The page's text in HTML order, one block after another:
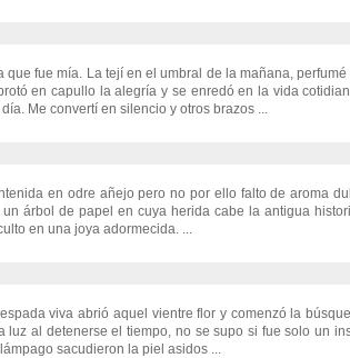
que fue mía. La tejí en el umbral de la mañana,
en capullo la alegría y se enredó en la vida
Me convertí en silencio y otros brazos ...
en odre añejo pero no por ello falto de aroma
árbol de papel en cuya herida cabe la antigua
en una joya adormecida. ...
viva abrió aquel vientre flor y comenzó la
luz al detenerse el tiempo, no se supo si fue solo un
sacudieron la piel asidos ...